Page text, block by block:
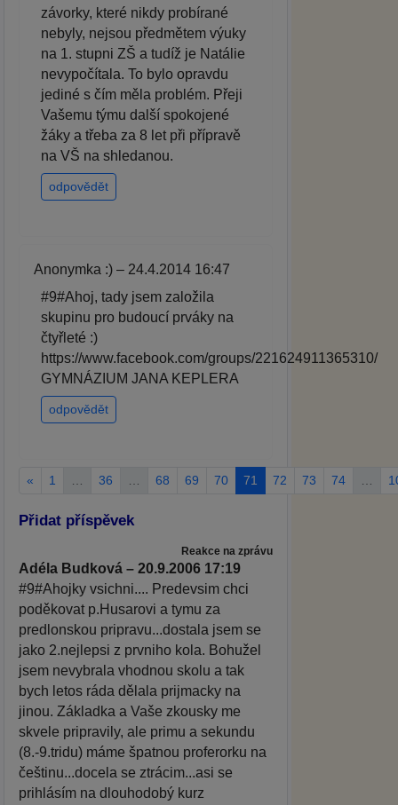
závorky, které nikdy probírané
nebyly, nejsou předmětem výuky
na 1. stupni ZŠ a tudíž je Natálie
nevypočítala. To bylo opravdu
jediné s čím měla problém. Přeji
Vašemu týmu další spokojené
žáky a třeba za 8 let při přípravě
na VŠ na shledanou.
odpovědět
Anonymka :) – 24.4.2014 16:47
#9#Ahoj, tady jsem založila
skupinu pro budoucí prváky na
čtyřleté :)
https://www.facebook.com/groups/221624911365310/
GYMNÁZIUM JANA KEPLERA
odpovědět
« 1 36 68 69 70 71 72 73 74
Přidat příspěvek
Reakce na zprávu
Adéla Budková – 20.9.2006 17:19
#9#Ahojky vsichni.... Predevsim chci
poděkovat p.Husarovi a tymu za
predlonskou pripravu...dostala jsem se
jako 2.nejlepsi z prvniho kola. Bohužel
jsem nevybrala vhodnou skolu a tak
bych letos ráda dělala prijmacky na
jinou. Základka a Vaše zkousky me
skvele pripravily, ale primu a sekundu
(8.-9.tridu) máme špatnou proferorku na
češtinu...docela se ztrácim...asi se
prihlásím na dlouhodobý kurz